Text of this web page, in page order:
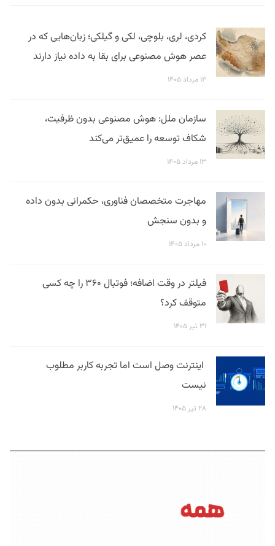
کردی، لری، بلوچی، لکی و گیلکی؛ زبان‌هایی که در
عصر هوش مصنوعی برای بقا به داده نیاز دارند
۱۴ مرداد ۱۴۰۵
سازمان ملل: هوش مصنوعی بدون ظرفیت،
شکاف توسعه را عمیق‌تر می‌کند
۱۳ مرداد ۱۴۰۵
مهاجرت متخصصان فناوری، حکمرانی بدون داده
و بدون سنجش
۱۰ مرداد ۱۴۰۵
فیلتر در وقت اضافه؛ فوتبال ۳۶۰ را چه کسی
متوقف کرد؟
۳۱ تیر ۱۴۰۵
اینترنت وصل است اما تجربه کاربر مطلوب
نیست
۲۸ تیر ۱۴۰۵